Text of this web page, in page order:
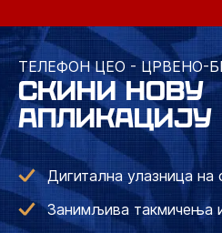
ТЕЛЕФОН ЦЕО - ЦРВЕНО-
СКИНИ НОВУ
АПЛИКАЦИЈУ
Дигитална улазница на
Занимљива такмичења